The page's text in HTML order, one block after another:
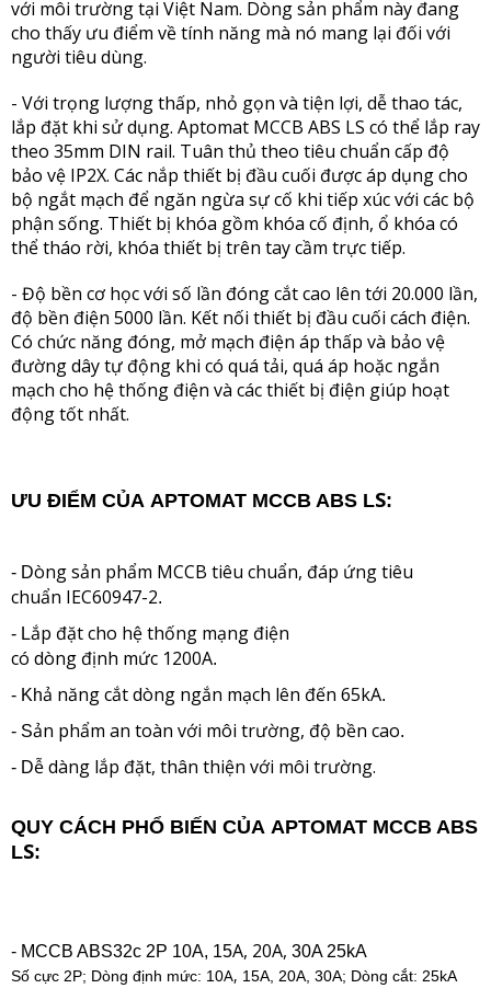
với môi trường tại Việt Nam. Dòng sản phẩm này đang
cho thấy ưu điểm về tính năng mà nó mang lại đối với
người tiêu dùng.
- Với trọng lượng thấp, nhỏ gọn và tiện lợi, dễ thao tác,
lắp đặt khi sử dụng. Aptomat MCCB ABS LS có thể lắp ray
theo 35mm DIN rail. Tuân thủ theo tiêu chuẩn cấp độ
bảo vệ IP2X. Các nắp thiết bị đầu cuối được áp dụng cho
bộ ngắt mạch để ngăn ngừa sự cố khi tiếp xúc với các bộ
phận sống. Thiết bị khóa gồm khóa cố định, ổ khóa có
thể tháo rời, khóa thiết bị trên tay cầm trực tiếp.
- Độ bền cơ học với số lần đóng cắt cao lên tới 20.000 lần,
độ bền điện 5000 lần. Kết nối thiết bị đầu cuối cách điện.
Có chức năng đóng, mở mạch điện áp thấp và bảo vệ
đường dây tự động khi có quá tải, quá áp hoặc ngắn
mạch cho hệ thống điện và các thiết bị điện giúp hoạt
động tốt nhất.
ƯU ĐIỂM CỦA APTOMAT MCCB ABS LS:
- Dòng sản phẩm MCCB tiêu chuẩn, đáp ứng tiêu
chuẩn IEC60947-2.
- Lắp đặt cho hệ thống mạng điện
có dòng định mức 1200A.
- Khả năng cắt dòng ngắn mạch lên đến 65kA.
- Sản phẩm an toàn với môi trường, độ bền cao.
- Dễ dàng lắp đặt, thân thiện với môi trường.
QUY CÁCH PHỔ BIẾN CỦA APTOMAT MCCB ABS
LS:
- MCCB ABS32c 2P 10A, 15A, 20A, 30A 25kA
Số cực 2P; Dòng định mức: 10A, 15A, 20A, 30A; Dòng cắt: 25kA